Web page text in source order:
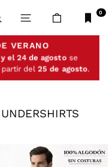
SEARCHSITE CART 0
VERANO
el 24 de agostose
partir del25 de agosto.